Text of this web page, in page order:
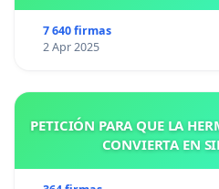
7 640 firmas
2 Apr 2025
PETICIÓN PARA QUE LA
CONVIERTA EN